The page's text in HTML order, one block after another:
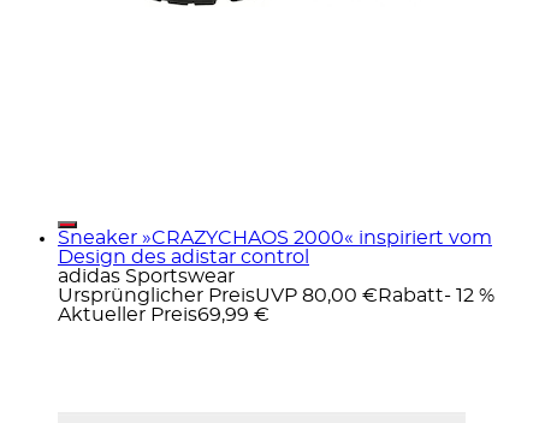
Sneaker »CRAZYCHAOS 2000« inspiriert vom
Design des adistar control
adidas Sportswear
Ursprünglicher PreisUVP 80,00 € Rabatt- 12 %
Aktueller Preis69,99 €